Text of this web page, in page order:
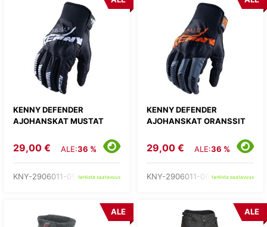
KENNY DEFENDER
AJOHANSKAT MUSTAT
29,00 € ALE:36 %
KNY-2906011-09-tarkista saatavuus
KENNY DEFENDER
AJOHANSKAT ORANSSIT
29,00 € ALE:36 %
KNY-2906011-06-tarkista saatavuus
ALE ALE